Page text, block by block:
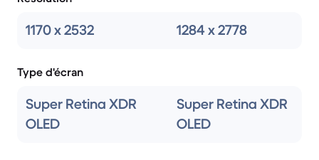
1170 x 2532 1284 x 2778
Type d'écran
Super Retina XDR
OLED
Super Retina XDR
OLED